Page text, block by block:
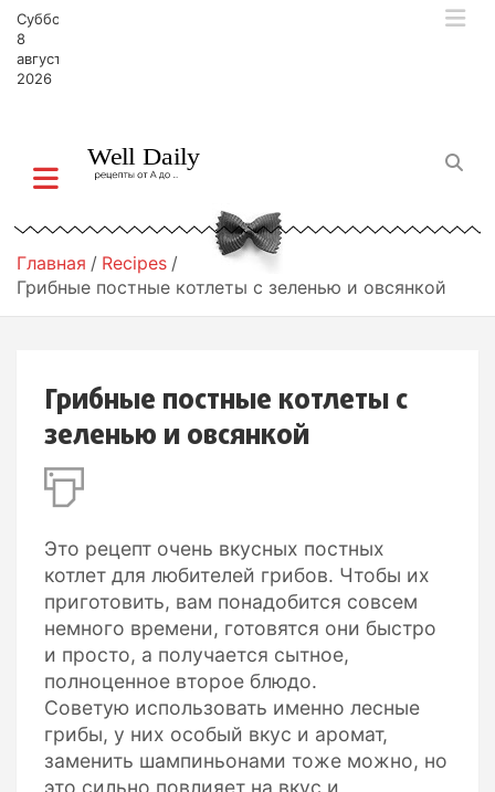
Суббота,
8
августа,
2026
Главная
Recipes
Грибные постные котлеты с зеленью и овсянкой
Грибные постные котлеты с
зеленью и овсянкой
Это рецепт очень вкусных постных
котлет для любителей грибов. Чтобы их
приготовить, вам понадобится совсем
немного времени, готовятся они быстро
и просто, а получается сытное,
полноценное второе блюдо.
Советую использовать именно лесные
грибы, у них особый вкус и аромат,
заменить шампиньонами тоже можно, но
это сильно повлияет на вкус и